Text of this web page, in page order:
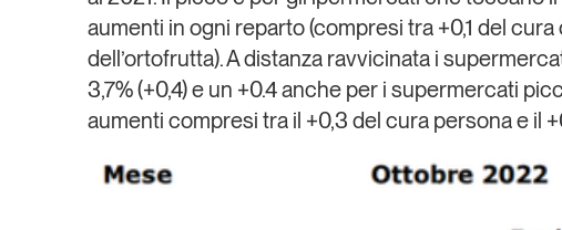
aumenti in ogni reparto (compresi tra +0,1 del cura
dell’ortofrutta). A distanza ravvicinata i
3,7% (+0,4) e un +0.4 anche per i supermercati
aumenti compresi tra il +0,3 del cura persona e il